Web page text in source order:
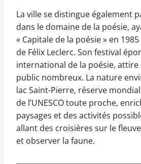
La ville se distingue également
dans le domaine de la poésie,
« Capitale de la poésie » en
de Félix Leclerc. Son festival
international de la poésie, attire
public nombreux. La nature
lac Saint-Pierre, réserve
de l’UNESCO toute proche,
paysages et des activités
allant des croisières sur le
et observer la faune.